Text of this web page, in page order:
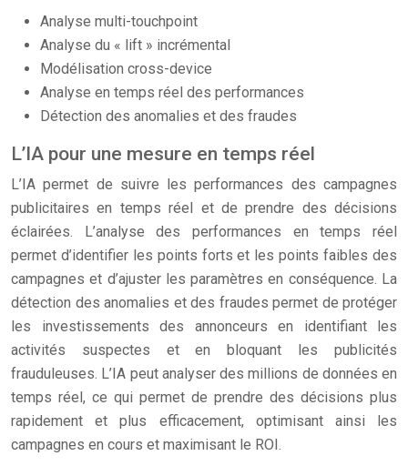
Analyse multi-touchpoint
Analyse du « lift » incrémental
Modélisation cross-device
Analyse en temps réel des performances
Détection des anomalies et des fraudes
L’IA pour une mesure en temps réel
L’IA permet de suivre les performances des campagnes
publicitaires en temps réel et de prendre des décisions
éclairées. L’analyse des performances en temps réel
permet d’identifier les points forts et les points faibles des
campagnes et d’ajuster les paramètres en conséquence. La
détection des anomalies et des fraudes permet de protéger
les investissements des annonceurs en identifiant les
activités suspectes et en bloquant les publicités
frauduleuses. L’IA peut analyser des millions de données en
temps réel, ce qui permet de prendre des décisions plus
rapidement et plus efficacement, optimisant ainsi les
campagnes en cours et maximisant le ROI.